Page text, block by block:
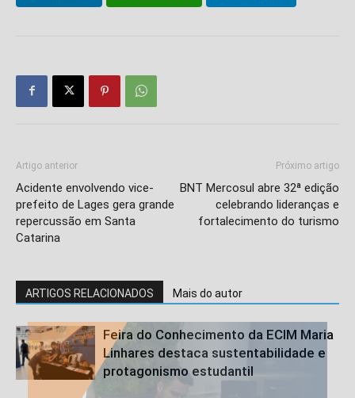
Artigo anterior
Acidente envolvendo vice-
prefeito de Lages gera grande
repercussão em Santa
Catarina
Próximo artigo
BNT Mercosul abre 32ª edição
celebrando lideranças e
fortalecimento do turismo
ARTIGOS RELACIONADOS Mais do autor
Feira do Conhecimento da ECIM Maria
Linhares destaca sustentabilidade e
protagonismo estudantil